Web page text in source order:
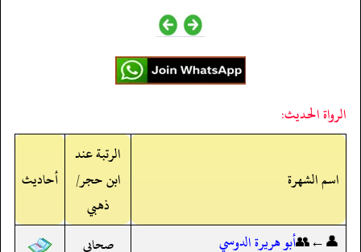
الرواة الحديث:
اسم الشهرة
الرتبة عند
ابن حجر/
ذهبي
أحاديث
👤←👥أبو هريرة الدوسي صحابي